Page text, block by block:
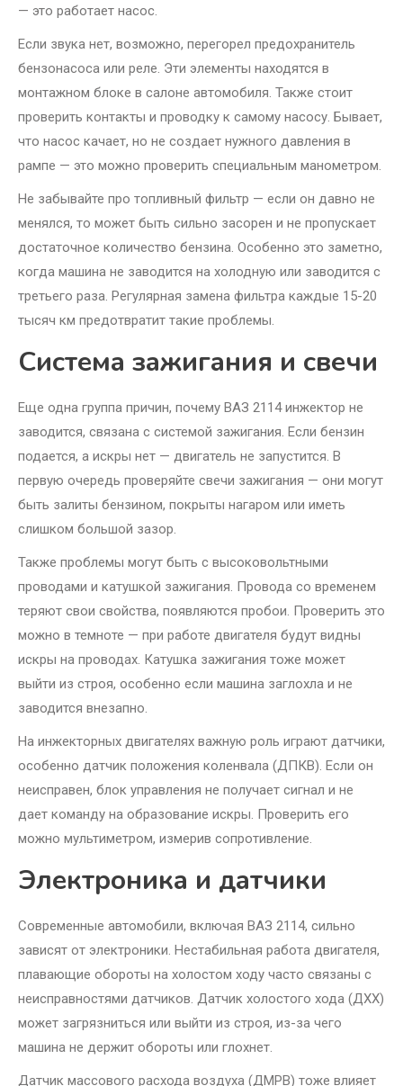
— это работает насос.
Если звука нет, возможно, перегорел предохранитель
бензонасоса или реле. Эти элементы находятся в
монтажном блоке в салоне автомобиля. Также стоит
проверить контакты и проводку к самому насосу. Бывает,
что насос качает, но не создает нужного давления в
рампе — это можно проверить специальным манометром.
Не забывайте про топливный фильтр — если он давно не
менялся, то может быть сильно засорен и не пропускает
достаточное количество бензина. Особенно это заметно,
когда машина не заводится на холодную или заводится с
третьего раза. Регулярная замена фильтра каждые 15-20
тысяч км предотвратит такие проблемы.
Система зажигания и свечи
Еще одна группа причин, почему ВАЗ 2114 инжектор не
заводится, связана с системой зажигания. Если бензин
подается, а искры нет — двигатель не запустится. В
первую очередь проверяйте свечи зажигания — они могут
быть залиты бензином, покрыты нагаром или иметь
слишком большой зазор.
Также проблемы могут быть с высоковольтными
проводами и катушкой зажигания. Провода со временем
теряют свои свойства, появляются пробои. Проверить это
можно в темноте — при работе двигателя будут видны
искры на проводах. Катушка зажигания тоже может
выйти из строя, особенно если машина заглохла и не
заводится внезапно.
На инжекторных двигателях важную роль играют датчики,
особенно датчик положения коленвала (ДПКВ). Если он
неисправен, блок управления не получает сигнал и не
дает команду на образование искры. Проверить его
можно мультиметром, измерив сопротивление.
Электроника и датчики
Современные автомобили, включая ВАЗ 2114, сильно
зависят от электроники. Нестабильная работа двигателя,
плавающие обороты на холостом ходу часто связаны с
неисправностями датчиков. Датчик холостого хода (ДХХ)
может загрязниться или выйти из строя, из-за чего
машина не держит обороты или глохнет.
Датчик массового расхода воздуха (ДМРВ) тоже влияет